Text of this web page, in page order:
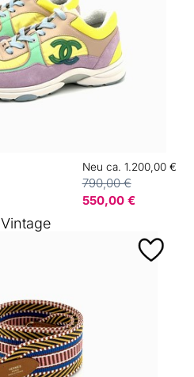
Neu ca. 1.200,00 €
790,00 €
550,00 €
Vintage